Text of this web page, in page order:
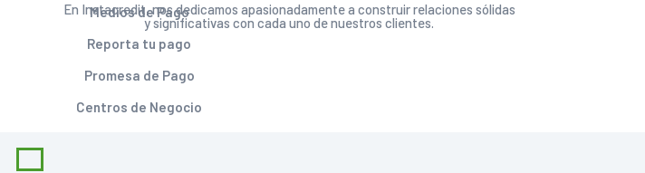
Medios de Pago
Reporta tu pago
Promesa de Pago
Centros de Negocio
En Instacredit, nos dedicamos apasionadamente a construir relaciones sólidas
y significativas con cada uno de nuestros clientes.